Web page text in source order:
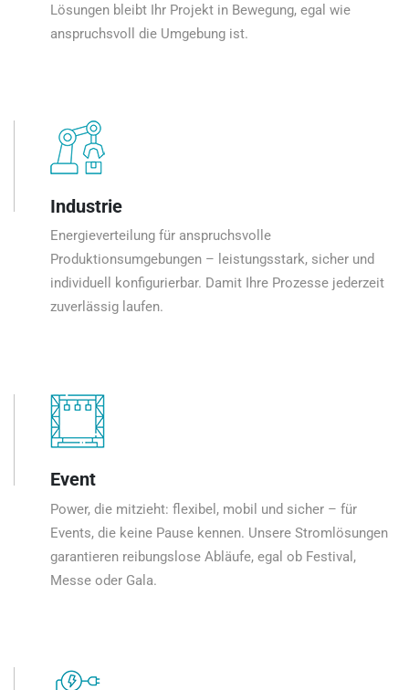
Lösungen bleibt Ihr Projekt in Bewegung, egal wie
anspruchsvoll die Umgebung ist.
Industrie
Energieverteilung für anspruchsvolle
Produktionsumgebungen – leistungsstark, sicher und
individuell konfigurierbar. Damit Ihre Prozesse jederzeit
zuverlässig laufen.
Event
Power, die mitzieht: flexibel, mobil und sicher – für
Events, die keine Pause kennen. Unsere Stromlösungen
garantieren reibungslose Abläufe, egal ob Festival,
Messe oder Gala.